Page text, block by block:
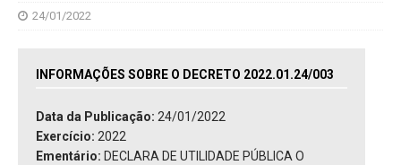
24/01/2022
INFORMAÇÕES SOBRE O DECRETO 2022.01.24/003
Data da Publicação: 24/01/2022
Exercício: 2022
Ementário: DECLARA DE UTILIDADE PÚBLICA O